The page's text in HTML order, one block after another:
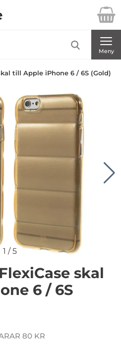
Danira Telecom AB
Meny
till Apple iPhone 6 / 6S (Gold)
1 /5
skal
6 / 6S
80 KR